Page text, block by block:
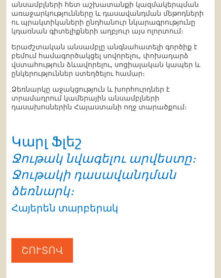
անսամբլների հետ աշխատանքի կազմակերպման
առաջարկությունները և դասավանդման մեթոդների
ու պրակտիկաների ընդհանուր նկարագրությունը
կդառնան գիտելիքների աղբյուր այս ոլորտում։
Երաժշտական անսամբլը անգնահատելի գործիք է
բեմում համագործակցել սովորելու, փոխադարձ
վստահություն ձևավորելու, սոցիալական կապեր և
ընկերություններ ստեղծելու համար։
Ձեռնարկը աջակցություն և խորհուրդներ է
տրամադրում կամերային անսամբլների
դասախոսներին Հայաստանի ողջ տարածքում։
Կարլ Ֆլեշ
Ջութակ նվագելու արվեստը։
Ջութակի դասավանդման
ձեռնարկ։
Հայերեն տարբերակ
ՇՈՒՏՈՎ